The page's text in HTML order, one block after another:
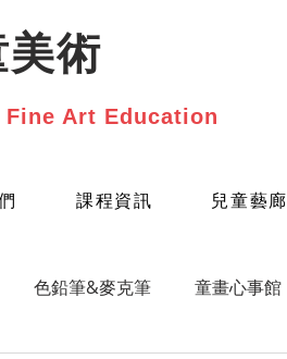
術
Art Education
課程資訊 兒童藝廊
色鉛筆&麥克筆 童畫心事館